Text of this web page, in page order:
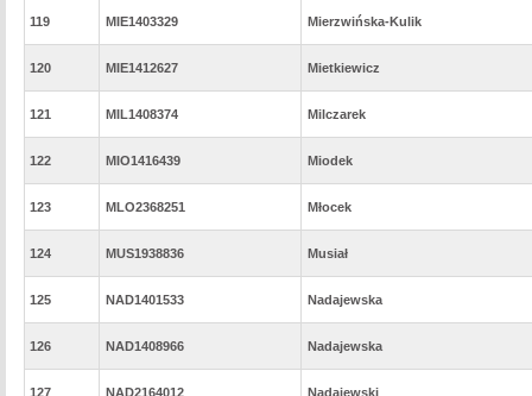
119 MIE1403329 Mierzwińska-Kulik
120 MIE1412627 Mietkiewicz
121 MIL1408374 Milczarek
122 MIO1416439 Miodek
123 MLO2368251 Młocek
124 MUS1938836 Musiał
125 NAD1401533 Nadajewska
126 NAD1408966 Nadajewska
127 NAD2164012 Nadajewski